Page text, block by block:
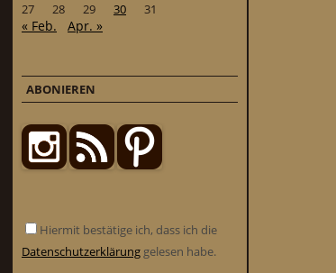
27
28 29 30 31
« Feb. Apr. »
ABONIEREN
Hiermit bestätige ich, dass ich die
Datenschutzerklärung gelesen habe.